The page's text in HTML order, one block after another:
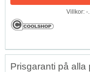
Villkor: -
Prisgaranti på alla